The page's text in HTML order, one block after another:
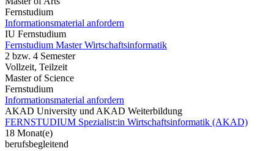
Fernstudium
Informationsmaterial anfordern
IU Fernstudium
Fernstudium Master Wirtschaftsinformatik
2 bzw. 4 Semester
Vollzeit, Teilzeit
Master of Science
Fernstudium
Informationsmaterial anfordern
AKAD University und AKAD Weiterbildung
FERNSTUDIUM Spezialist:in Wirtschaftsinformatik (AKAD)
18 Monat(e)
berufsbegleitend